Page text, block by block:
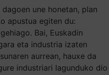
une honetan, plan
apustua egiten du:
Bai, Euskadin
eta industria izaten
aurrean, hauxe da
industriari lagunduko dio